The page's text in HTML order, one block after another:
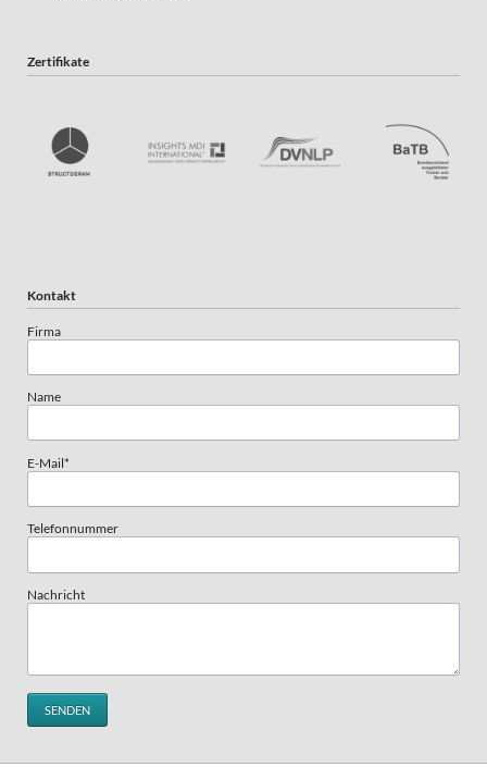
Zertifikate
Kontakt
Firma
Name
Pflichtfeld
E-Mail*
Telefonnummer
Nachricht
SENDEN